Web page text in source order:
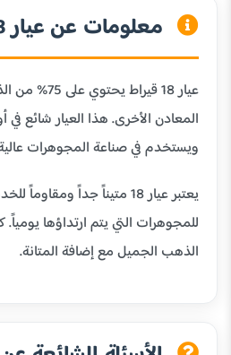
معلومات عن عيار 18
المعادن الأخرى. هذا العيار شائع في
ويستخدم في صناعة المجوهرات
يعتبر عيار 18 متيناً جداً
للمجوهرات التي يتم ارتداؤها
الذهب الجميل مع إضافة المتانة.